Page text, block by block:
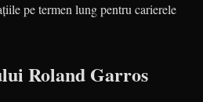
pe termen lung pentru carierele
Roland Garros